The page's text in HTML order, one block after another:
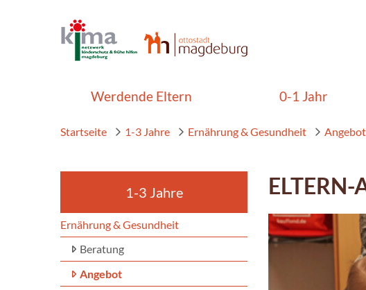
Werdende Eltern 0-1 Jahr
Startseite 1-3 Jahre Ernährung & Gesundheit Angebot
1-3 Jahre
Ernährung & Gesundheit
Beratung
Angebot
ELTERN-